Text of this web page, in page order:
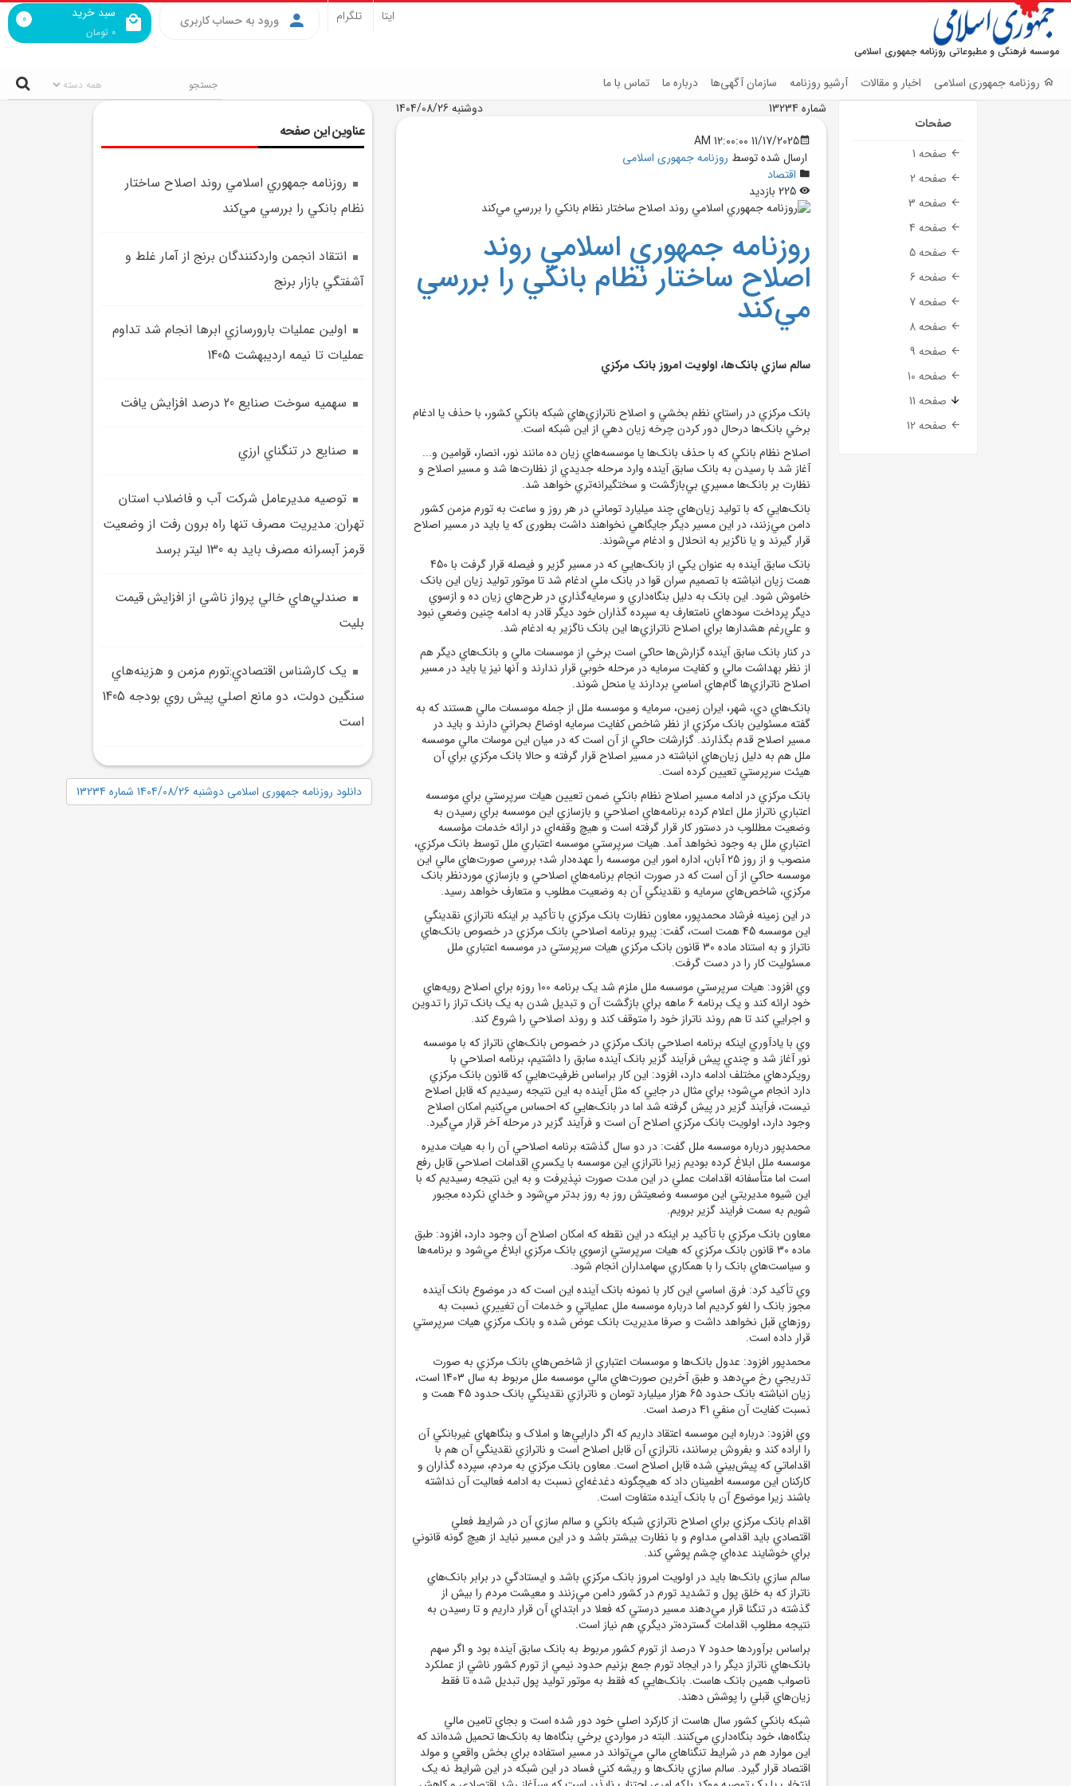
موسسه فرهنگی و مطبوعاتی روزنامه جمهوری اسلامی
سبد خرید
0 تومان
0 ورود به حساب کاربری ایتا تلگرام
روزنامه جمهوری اسلامی اخبار و مقالات آرشیو روزنامه سازمان آگهی‌ها درباره ما تماس با ما
صفحات
صفحه 1
صفحه 2
صفحه 3
صفحه 4
صفحه 5
صفحه 6
صفحه 7
صفحه 8
صفحه 9
صفحه 10
صفحه 11
صفحه 12
شماره 13234
دوشنبه 1404/08/26
11/17/2025 12:00:00 AM
ارسال شده توسط روزنامه جمهوری اسلامی
اقتصاد
روزنامه جمهوري اسلامي روند
اصلاح ساختار نظام بانکي را بررسي
مي‌کند
سالم سازي بانک‌ها، اولويت امروز بانک مرکزي
بانک مرکزي در راستاي نظم بخشي و اصلاح ناترازي‌هاي شبکه بانکي کشور، با حذف يا ادغام
برخي بانک‌ها درحال دور کردن چرخه زيان دهي از اين شبکه است.
اصلاح نظام بانکي که با حذف بانک‌ها يا موسسه‌هاي زيان ده مانند نور، انصار، قوامين و...
آغاز شد با رسيدن به بانک سابق آينده وارد مرحله جديدي از نظارت‌ها شد و مسير اصلاح و
نظارت بر بانک‌ها مسيري بي‌بازگشت و سختگيرانه‌تري خواهد شد.
بانک‌هايي که با توليد زيان‌هاي چند ميليارد توماني در هر روز و ساعت به تورم مزمن کشور
دامن مي‌زنند، در اين مسير ديگر جايگاهي نخواهند داشت بطوری که يا بايد در مسير اصلاح
قرار گيرند و يا ناگزير به انحلال و ادغام مي‌شوند.
بانک سابق آينده به عنوان يکي از بانک‌هايي که در مسير گزير و فيصله قرار گرفت با 450
همت زيان انباشته با تصميم سران قوا در بانک ملي ادغام شد تا موتور توليد زيان اين بانک
خاموش شود. اين بانک به دليل بنگاه‌داري و سرمايه‌گذاري در طرح‌هاي زيان ده و ازسوي
ديگر پرداخت سودهاي نامتعارف به سپرده گذاران خود ديگر قادر به ادامه چنين وضعي نبود
و علي‌رغم هشدارها براي اصلاح ناترازي‌ها اين بانک ناگزير به ادغام شد.
در کنار بانک سابق آينده گزارش‌ها حاکي است برخي از موسسات مالي و بانک‌هاي ديگر هم
از نظر بهداشت مالي و کفايت سرمايه در مرحله خوبي قرار ندارند و آنها نيز يا بايد در مسير
اصلاح ناترازي‌ها گام‌هاي اساسي بردارند يا منحل شوند.
بانک‌هاي دي، شهر، ايران زمين، سرمايه و موسسه ملل از جمله موسسات مالي هستند که به
گفته مسئولين بانک مرکزي از نظر شاخص کفايت سرمايه اوضاع بحراني دارند و بايد در
مسير اصلاح قدم بگذارند. گزارشات حاکي از آن است که در ميان اين موسات مالي موسسه
ملل هم به دليل زيان‌هاي انباشته در مسير اصلاح قرار گرفته و حالا بانک مرکزي براي آن
هيئت سرپرستي تعيين کرده است.
بانک مرکزي در ادامه مسير اصلاح نظام بانکي ضمن تعيين هيات سرپرستي براي موسسه
اعتباري ناتراز ملل اعلام کرده برنامه‌هاي اصلاحي و بازسازي اين موسسه براي رسيدن به
وضعيت مطللوب در دستور کار قرار گرفته است و هيچ وقفه‌اي در ارائه خدمات مؤسسه
اعتباري ملل به وجود نخواهد آمد. هيات سرپرستي موسسه اعتباري ملل توسط بانک مرکزي،
منصوب و از روز 25 آبان، اداره امور اين موسسه را عهده‌دار شد؛ بررسي صورت‌هاي مالي اين
موسسه حاکي از آن است که در صورت انجام برنامه‌هاي اصلاحي و بازسازي موردنظر بانک
مرکزي، شاخص‌هاي سرمايه و نقدينگي آن به وضعيت مطلوب و متعارف خواهد رسيد.
در اين زمينه فرشاد محمدپور، معاون نظارت بانک مرکزي با تأکيد بر اينکه ناترازي نقدينگي
اين موسسه 45 همت است، گفت:‌ پيرو برنامه اصلاحي بانک مرکزي در خصوص بانک‌هاي
ناتراز و به استناد ماده 30 قانون بانک مرکزي هيات سرپرستي در موسسه اعتباري ملل
مسئوليت کار را در دست گرفت.
وي افزود: هيات سرپرستي موسسه ملل ملزم شد يک برنامه 100 روزه براي اصلاح رويه‌هاي
خود ارائه کند و يک برنامه 6 ماهه براي بازگشت آن و تبديل شدن به يک بانک تراز را تدوين
و اجرايي کند تا هم روند ناتراز خود را متوقف کند و روند اصلاحي را شروع کند.
وي با يادآوري اينکه برنامه اصلاحي بانک مرکزي در خصوص بانک‌هاي ناتراز که با موسسه
نور آغاز شد و چندي پيش فرآيند گزير بانک آينده سابق را داشتيم، برنامه اصلاحي با
رويکردهاي مختلف ادامه دارد، افزود: اين کار براساس ظرفيت‌هايي که قانون بانک مرکزي
دارد انجام مي‌شود؛ براي مثال در جايي که مثل آينده به اين نتيجه رسيديم که قابل اصلاح
نيست، فرآيند گزير در پيش گرفته شد اما در بانک‌هايي که احساس مي‌کنيم امکان اصلاح
وجود دارد، اولويت بانک مرکزي اصلاح آن است و فرآيند گزير در مرحله آخر قرار مي‌گيرد.
محمدپور درباره موسسه ملل گفت:‌ در دو سال گذشته برنامه اصلاحي آن را به هيات مديره
موسسه ملل ابلاغ کرده بوديم زيرا ناترازي اين موسسه با يکسري اقدامات اصلاحي قابل رفع
است اما متأسفانه اقدامات عملي در اين مدت صورت نپذيرفت و به اين نتيجه رسيديم که با
اين شيوه مديريتي اين موسسه وضعيتش روز به روز بدتر مي‌شود و خداي نکرده مجبور
شويم به سمت فرايند گزير برويم.
معاون بانک مرکزي با تأکيد بر اينکه در اين نقطه که امکان اصلاح آن وجود دارد، افزود: طبق
ماده 30 قانون بانک مرکزي که هيات سرپرستي ازسوي بانک مرکزي ابلاغ مي‌شود و برنامه‌ها
و سياست‌هاي بانک را با همکاري سهامداران انجام شود.
وي تأکيد کرد: فرق اساسي اين کار با نمونه بانک آينده اين است که در موضوع بانک آينده
مجوز بانک را لغو کرديم اما درباره موسسه ملل عملياتي و خدمات آن تغييري نسبت به
روزهاي قبل نخواهد داشت و صرفا مديريت بانک عوض شده و بانک مرکزي هيات سرپرستي
قرار داده است.
محمدپور افزود: عدول بانک‌ها و موسسات اعتباري از شاخص‌هاي بانک مرکزي به صورت
تدريجي رخ مي‌دهد و طبق آخرين صورت‌هاي مالي موسسه ملل مربوط به سال 1403 است،
زيان انباشته بانک حدود 65 هزار ميليارد تومان و ناترازي نقدينگي بانک حدود 45 همت و
نسبت کفايت آن منفي 41 درصد است.
وي افزود: درباره اين موسسه اعتقاد داريم که اگر دارايي‌ها و املاک و بنگاههاي غيربانکي آن
را اراده کند و بفروش برسانند، ناترازي آن قابل اصلاح است و ناترازي نقدينگي آن هم با
اقداماتي که پيش‌بيني شده قابل اصلاح است. معاون بانک مرکزي به مردم، سپرده گذاران و
کارکنان اين موسسه اطمينان داد که هيچگونه دغدغه‌اي نسبت به ادامه فعاليت آن نداشته
باشند زيرا موضوع آن با بانک آينده متفاوت است.
اقدام بانک مرکزي براي اصلاح ناترازي شبکه بانکي و سالم سازي آن در شرايط فعلي
اقتصادي بايد اقدامي مداوم و با نظارت بيشتر باشد و در اين مسير نبايد از هيچ گونه قانوني
براي خوشايند عده‌اي چشم پوشي کند.
سالم سازي بانک‌ها بايد در اولويت امروز بانک مرکزي باشد و ايستادگي در برابر بانک‌هاي
ناتراز که به خلق پول و تشديد تورم در کشور دامن مي‌زنند و معيشت مردم را بيش از
گذشته در تنگنا قرار مي‌دهند مسير درستي که فعلا در ابتداي آن قرار داريم و تا رسيدن به
نتيجه مطلوب اقدامات گسترده‌تر ديگري هم نياز است.
براساس برآوردها حدود 7 درصد از تورم کشور مربوط به بانک سابق آينده بود و اگر سهم
بانک‌هاي ناتراز ديگر را در ايجاد تورم جمع بزنيم حدود نيمي از تورم کشور ناشي از عملکرد
ناصواب همين بانک هاست. بانک‌هايي که فقط به موتور توليد پول تبديل شده تا فقط
زيان‌هاي قبلي را پوشش دهند.
شبکه بانکي کشور سال هاست از کارکرد اصلي خود دور شده است و بجاي تامين مالي
بنگاه‌ها، خود بنگاه‌داري مي‌کنند. البته در مواردي برخي بنگاه‌ها به بانک‌ها تحميل شده‌اند که
اين موارد هم در شرايط تنگناهاي مالي مي‌تواند در مسير استفاده براي بخش واقعي و مولد
اقتصاد قرار گيرد. سالم سازي بانک‌ها و ريشه کني فساد در اين شبکه در اين شرايط نه يک
عناوین این صفحه
روزنامه جمهوري اسلامي روند اصلاح ساختار
نظام بانکي را بررسي مي‌کند
انتقاد انجمن واردکنندگان برنج از آمار غلط و
آشفتگي بازار برنج
اولين عمليات بارورسازي ابرها انجام شد تداوم
عمليات تا نيمه ارديبهشت 1405
سهميه سوخت صنايع 20 درصد افزايش يافت
صنايع در تنگناي ارزي
توصيه مديرعامل شرکت آب و فاضلاب استان
تهران: مديريت مصرف تنها راه برون رفت از وضعيت
قرمز آبسرانه مصرف بايد به 130 ليتر برسد
صندلي‌هاي خالي پرواز ناشي از افزايش قيمت
بليت
يک کارشناس اقتصادي:تورم مزمن و هزينه‌هاي
سنگين دولت، دو مانع اصلي پيش‌ روي بودجه 1405
است
دانلود روزنامه جمهوری اسلامی دوشنبه 1404/08/26 شماره 13234